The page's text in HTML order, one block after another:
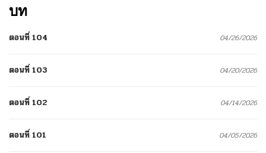
บท
ตอนที่ 104 04/26/2026
ตอนที่ 103 04/20/2026
ตอนที่ 102 04/14/2026
ตอนที่ 101 04/05/2026